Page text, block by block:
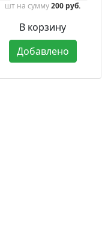
шт на сумму200 руб.
В корзину
Добавлено